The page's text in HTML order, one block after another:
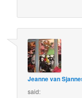
Jeanne van
said: